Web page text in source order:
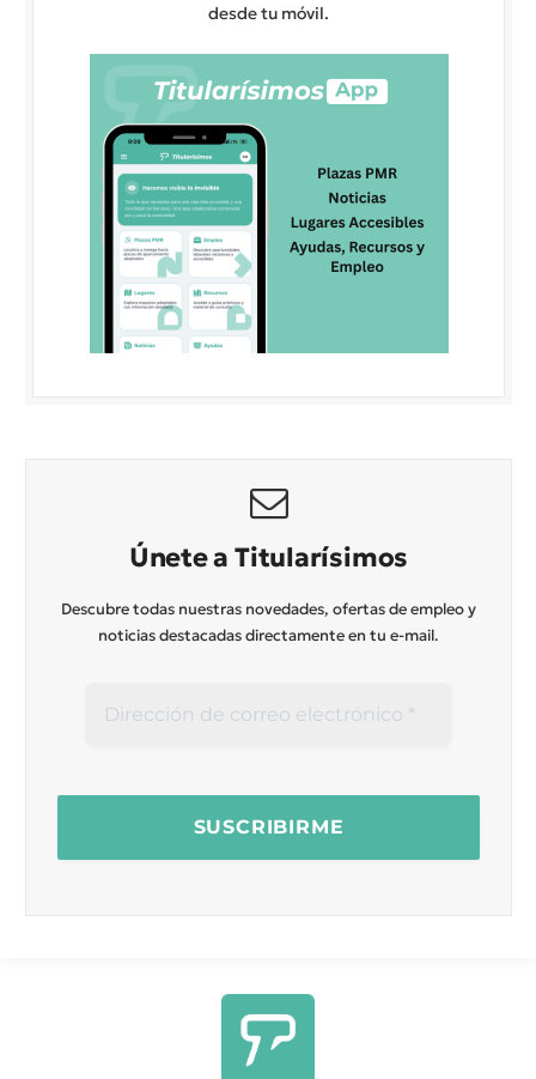
desde tu móvil.
Únete a Titularísimos
Descubre todas nuestras novedades, ofertas de empleo y
noticias destacadas directamente en tu e-mail.